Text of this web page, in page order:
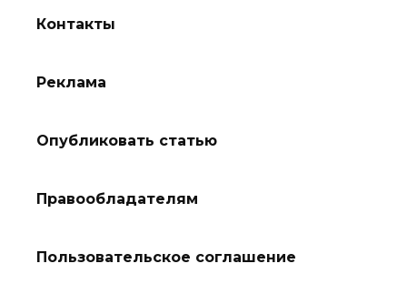
Контакты
Реклама
Опубликовать статью
Правообладателям
Пользовательское соглашение